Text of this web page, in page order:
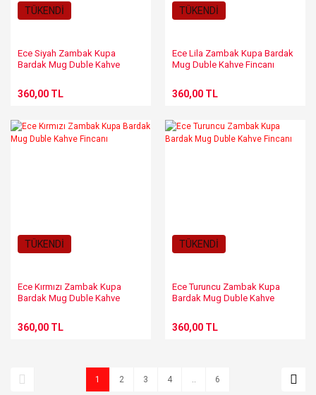
TÜKENDİ
Ece Siyah Zambak Kupa
Bardak Mug Duble Kahve
360,00 TL
TÜKENDİ
Ece Lila Zambak Kupa Bardak
Mug Duble Kahve Fincanı
360,00 TL
TÜKENDİ
Ece Kırmızı Zambak Kupa
Bardak Mug Duble Kahve
360,00 TL
TÜKENDİ
Ece Turuncu Zambak Kupa
Bardak Mug Duble Kahve
360,00 TL
1 2 3 4 .. 6